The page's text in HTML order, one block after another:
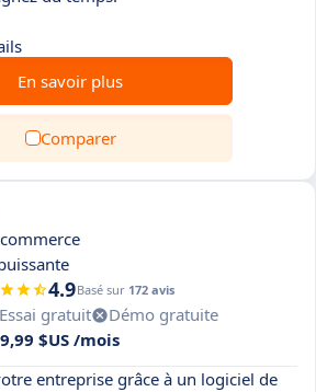
En savoir plus
Comparer
4.9Basé sur 172 avis
Essai gratuit
Démo gratuite
9,99 $US /mois
entreprise grâce à un logiciel de